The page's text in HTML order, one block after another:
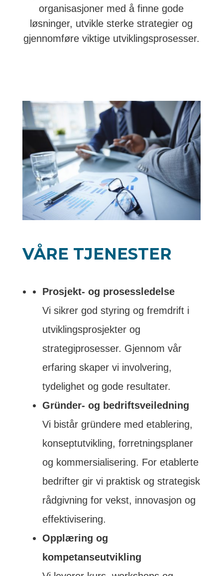
organisasjoner med å finne gode
løsninger, utvikle sterke strategier og
gjennomføre viktige utviklingsprosesser.
VÅRE TJENESTER
Prosjekt- og prosessledelse
Vi sikrer god styring og fremdrift i
utviklingsprosjekter og
strategiprosesser. Gjennom vår
erfaring skaper vi involvering,
tydelighet og gode resultater.
Gründer- og bedriftsveiledning
Vi bistår gründere med etablering,
konseptutvikling, forretningsplaner
og kommersialisering. For etablerte
bedrifter gir vi praktisk og strategisk
rådgivning for vekst, innovasjon og
effektivisering.
Opplæring og
kompetanseutvikling